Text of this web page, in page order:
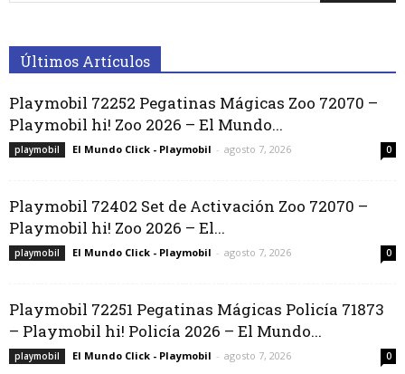
Últimos Artículos
Playmobil 72252 Pegatinas Mágicas Zoo 72070 –
Playmobil hi! Zoo 2026 – El Mundo...
playmobil El Mundo Click - Playmobil - agosto 7, 2026 0
Playmobil 72402 Set de Activación Zoo 72070 –
Playmobil hi! Zoo 2026 – El...
playmobil El Mundo Click - Playmobil - agosto 7, 2026 0
Playmobil 72251 Pegatinas Mágicas Policía 71873
– Playmobil hi! Policía 2026 – El Mundo...
playmobil El Mundo Click - Playmobil - agosto 7, 2026 0